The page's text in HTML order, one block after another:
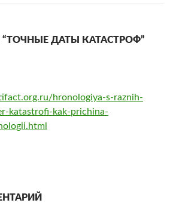
ДАТЫ КАТАСТРОФ”
hronologiya-s-raznih-
katastrofi-kak-prichina-